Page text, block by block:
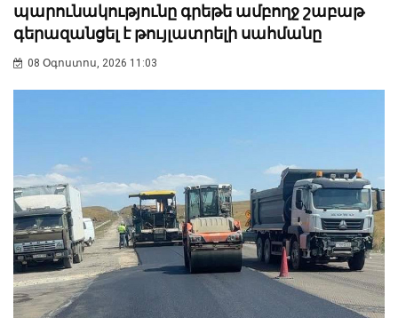
պարունակությունը գրեթե ամբողջ շաբաթ
գերազանցել է թույլատրելի սահմանը
08 Օգոստոս, 2026 11:03